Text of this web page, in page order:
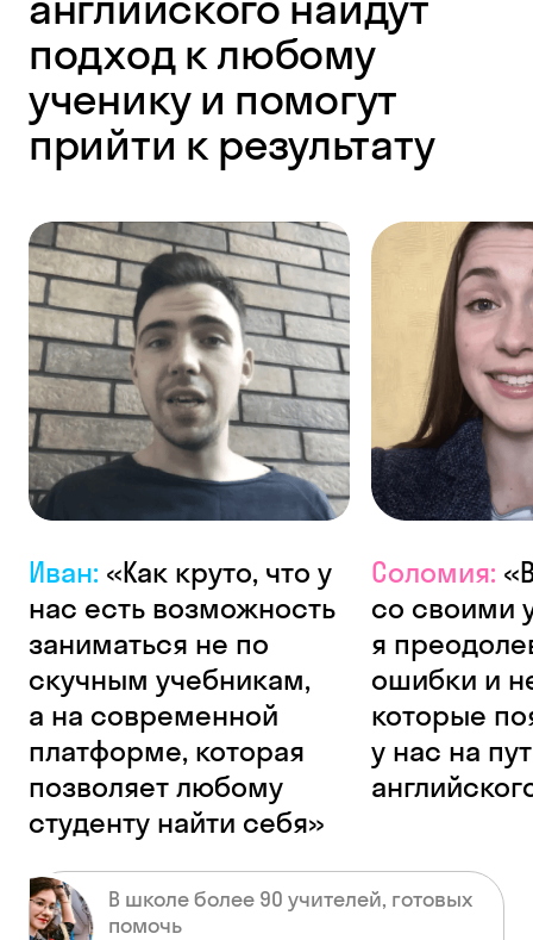
подход к любому
ученику и помогут
прийти к результату
Иван: «Как круто, что у
нас есть возможность
заниматься не по
скучным учебникам,
а на современной
платформе, которая
позволяет любому
студенту найти себя»
Соломия:
со своими
я
ошибки и
которые
у нас на
В школе более 90 учителей, готовых
помочь